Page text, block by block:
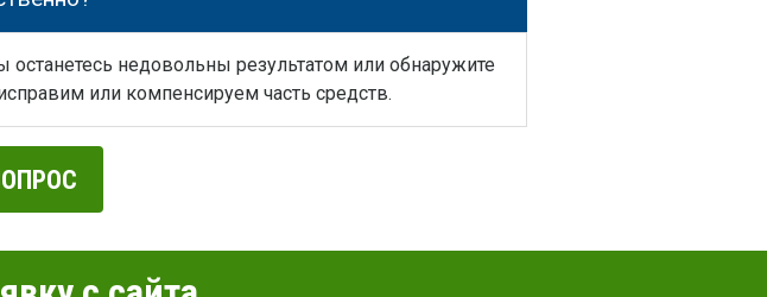
недовольны результатом или обнаружите
или компенсируем часть средств.